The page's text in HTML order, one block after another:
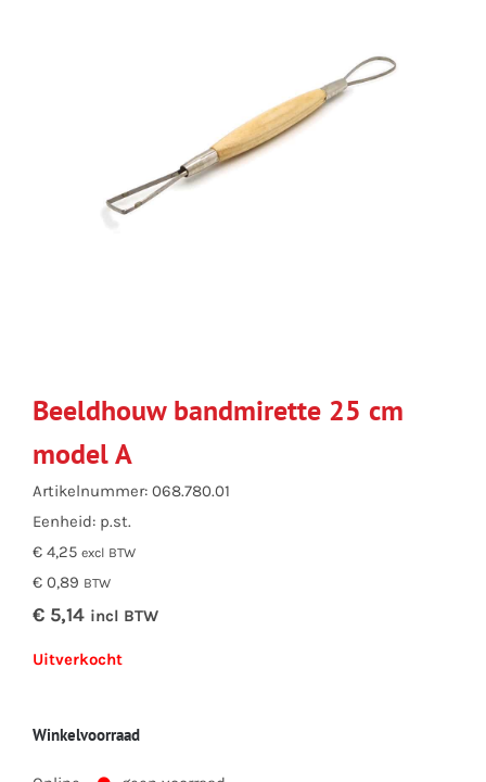
Beeldhouw bandmirette 25 cm
model A
Artikelnummer: 068.780.01
Eenheid: p.st.
€ 4,25 excl BTW
€ 0,89 BTW
€ 5,14 incl BTW
Uitverkocht
Winkelvoorraad